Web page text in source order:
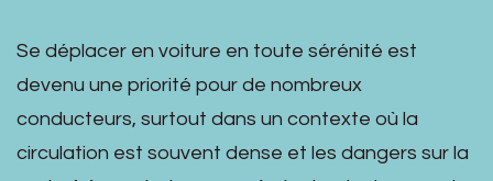
Se déplacer en voiture en toute sérénité est
devenu une priorité pour de nombreux
conducteurs, surtout dans un contexte où la
circulation est souvent dense et les dangers sur la